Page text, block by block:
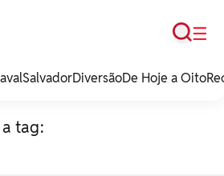
☰
Busca
SalvadorDiversãoDe Hoje a Oito
tag: